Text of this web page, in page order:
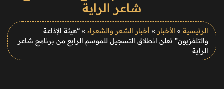
شاعر الراية
الرئيسية » الأخبار » أخبار الشعر والشعراء » “هيئة الإذاعة
والتلفزيون” تعلن انطلاق التسجيل للموسم الرابع من برنامج شاعر
الراية